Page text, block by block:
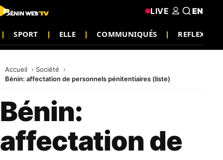
SPORT ELLE COMMUNIQUÉS REFLEXION
LIVE EN
Accueil
Société
Bénin: affectation de personnels pénitentiaires (liste)
Bénin:
affectation de